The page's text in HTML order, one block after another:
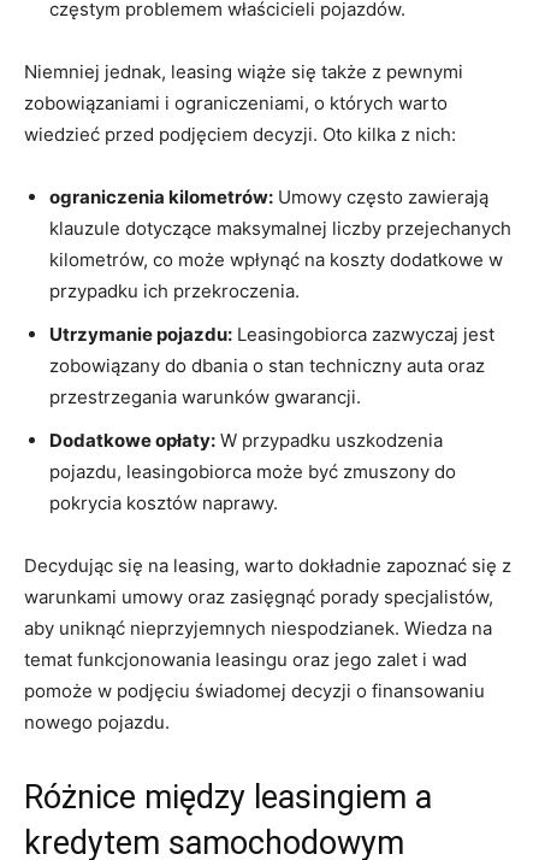
‍częstym problemem właścicieli⁣ pojazdów.
Niemniej jednak, leasing wiąże się także z‍ pewnymi
zobowiązaniami i ograniczeniami, o których warto⁢
wiedzieć przed podjęciem decyzji. ‍Oto kilka z nich:
ograniczenia kilometrów: ⁢Umowy często zawierają
klauzule dotyczące maksymalnej liczby przejechanych⁣
kilometrów, co może wpłynąć na koszty dodatkowe w
przypadku ich przekroczenia.
Utrzymanie pojazdu: ‍Leasingobiorca zazwyczaj jest
zobowiązany ⁣do dbania o ⁣stan techniczny auta oraz
przestrzegania ‍warunków gwarancji.
Dodatkowe opłaty: W przypadku⁢ uszkodzenia
pojazdu, ⁤leasingobiorca⁣ może być⁤ zmuszony do
pokrycia​ kosztów ​naprawy.
Decydując się na leasing, warto dokładnie zapoznać się z
warunkami umowy oraz zasięgnąć ‍porady‍ specjalistów,⁣
aby uniknąć nieprzyjemnych niespodzianek. Wiedza na
temat funkcjonowania leasingu‍ oraz jego zalet i wad
pomoże w podjęciu świadomej decyzji o finansowaniu
nowego ⁣pojazdu.
Różnice między leasingiem a
kredytem samochodowym